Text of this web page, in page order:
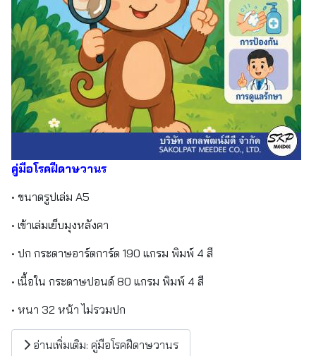
คู่มือโรคฝีดาษวานร
• ขนาดรูปเล่ม A5
• เข้าเล่มเย็บมุงหลังคา
• ปก กระดาษอาร์ตการ์ด 190 แกรม พิมพ์ 4 สี
• เนื้อใน กระดาษปอนด์ 80 แกรม พิมพ์ 4 สี
• หนา 32 หน้า ไม่รวมปก
อ่านเพิ่มเติม: คู่มือโรคฝีดาษวานร